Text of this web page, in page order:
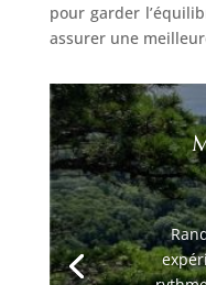
pour garder
assurer une